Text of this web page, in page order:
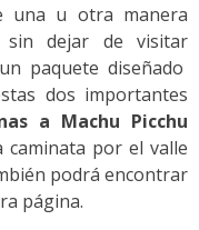
una u otra manera
sin dejar de visitar
paquete diseñado
dos importantes
a Machu Picchu
caminata por el valle
podrá encontrar
página.